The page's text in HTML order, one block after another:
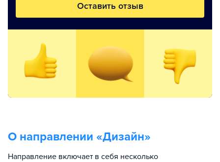
Оставить отзыв
О направлении «Дизайн»
Направление включает в себя несколько